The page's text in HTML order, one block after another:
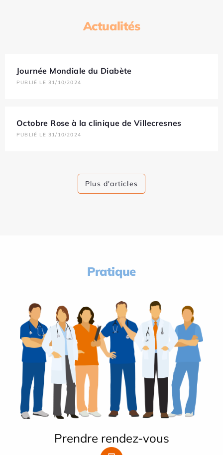
Actualités
Journée Mondiale du Diabète
PUBLIÉ LE 31/10/2024
Octobre Rose à la clinique de Villecresnes
PUBLIÉ LE 31/10/2024
Plus d'articles
Pratique
Prendre rendez-vous